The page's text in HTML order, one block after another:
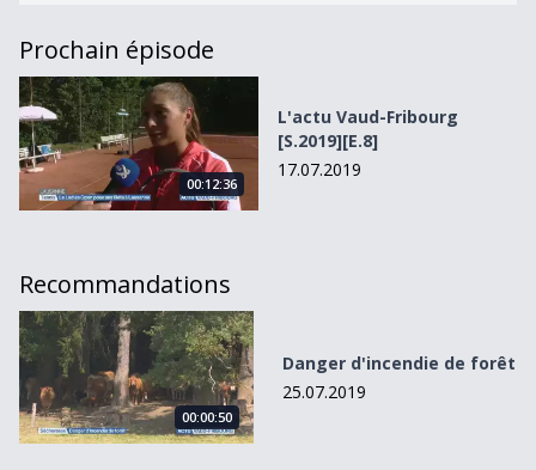
Prochain épisode
L&#039;actu Vaud-Fribourg [S.2019][E.8]
00:12:36
L'actu Vaud-Fribourg
[S.2019][E.8]
17.07.2019
Recommandations
Danger d&#039;incendie de forêt
00:00:50
Danger d'incendie de forêt
25.07.2019